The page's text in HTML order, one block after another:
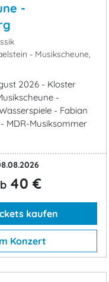
-
- Musikscheune,
2026 - Kloster
-
- Fabian
MDR-Musiksommer
40 €
kaufen
Konzert